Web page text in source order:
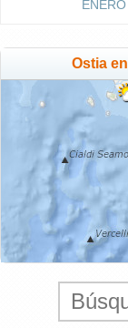
ENERO
Ostia